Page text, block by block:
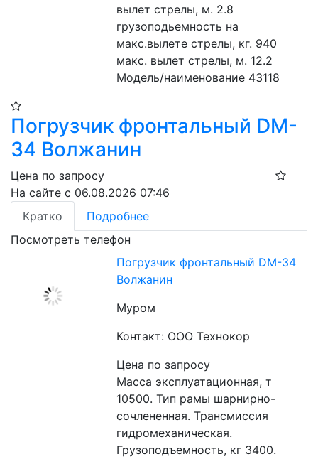
вылет стрелы, м. 2.8
грузоподьемность на
макс.вылете стрелы, кг. 940
макс. вылет стрелы, м. 12.2
Модель/наименование 43118
Погрузчик фронтальный DM-
34 Волжанин
Цена по запросу
На сайте с 06.08.2026 07:46
Кратко
Подробнее
Посмотреть телефон
Погрузчик фронтальный DM-34
Волжанин
Муром
Контакт: ООО Технокор
Цена по запросу
Масса эксплуатационная, т
10500. Тип рамы шарнирно-
сочлененная. Трансмиссия
гидромеханическая.
Грузоподъемность, кг 3400.